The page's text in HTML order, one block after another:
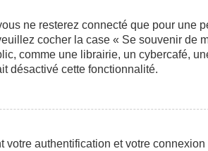
ne resterez connecté que pour une
cocher la case « Se souvenir de
comme une librairie, un cybercafé,
désactivé cette fonctionnalité.
authentification et votre